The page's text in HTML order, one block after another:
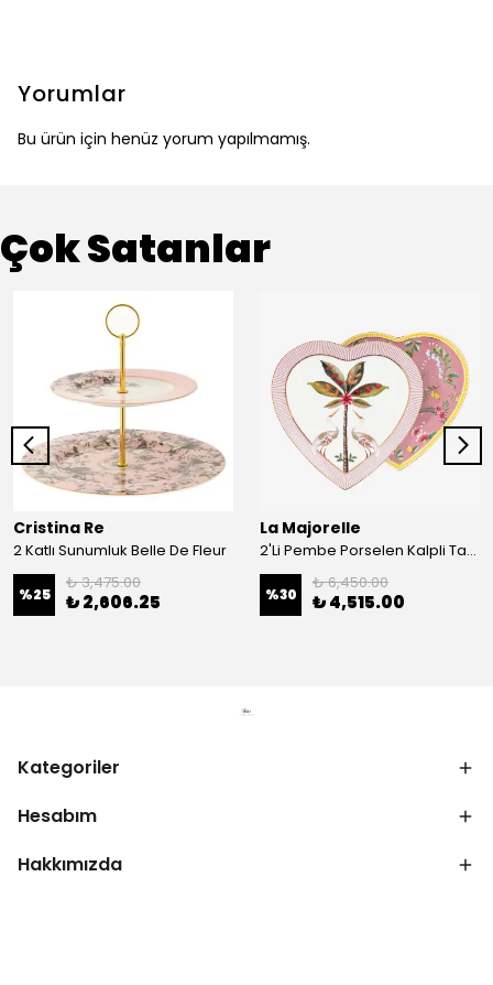
Yorumlar
Bu ürün için henüz yorum yapılmamış.
Çok Satanlar
Cristina Re
2 Katlı Sunumluk Belle De Fleur
%25
₺ 3,475.00
₺ 2,606.25
La Majorelle
2'Li Pembe Porselen Kalpli Tabak 21,5 Cm La Majorelle
%30
₺ 6,450.00
₺ 4,515.00
Kategoriler
Hesabım
Hakkımızda